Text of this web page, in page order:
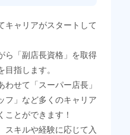
キャリアがスタートして
ら「副店長資格」を取得
目指します。
せて「スーパー店長」
フ」など多くのキャリア
ことができます！
キルや経験に応じて入